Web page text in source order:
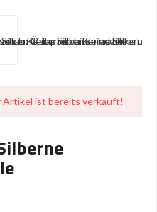
Artikel ist bereits verkauft!